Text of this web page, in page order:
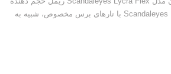
ریمل لاندن مدل Scandaleyes Lycra Flex با تارهای برس مخصوص، شبیه به